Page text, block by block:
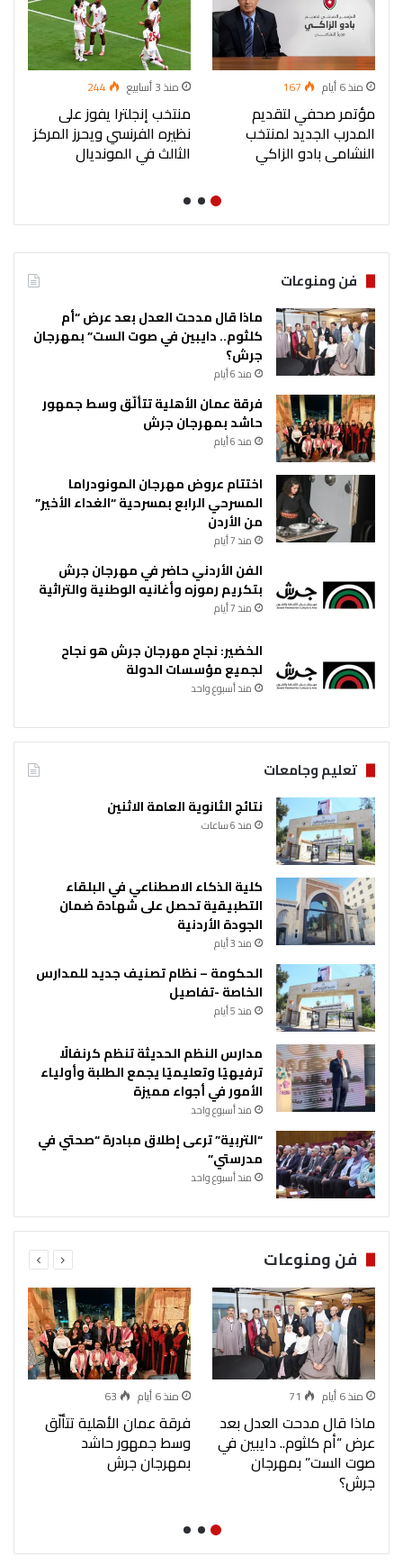
منذ 6 أيام 167
مؤتمر صحفي لتقديم
المدرب الجديد لمنتخب
النشامى بادو الزاكي
منذ 3 أسابيع 244
منتخب إنجلترا يفوز على
نظيره الفرنسي ويحرز المركز
الثالث في المونديال
فن ومنوعات
ماذا قال مدحت العدل بعد عرض “أم
كلثوم.. دايبين في صوت الست” بمهرجان
جرش؟
منذ 6 أيام
فرقة عمان الأهلية تتألّق وسط جمهور
حاشد بمهرجان جرش
منذ 6 أيام
اختتام عروض مهرجان المونودراما
المسرحي الرابع بمسرحية “الغداء الأخير”
من الأردن
منذ 7 أيام
الفن الأردني حاضر في مهرجان جرش
بتكريم رموزه وأغانيه الوطنية والتراثية
منذ 7 أيام
الخضير: نجاح مهرجان جرش هو نجاح
لجميع مؤسسات الدولة
منذ أسبوع واحد
تعليم وجامعات
نتائج الثانوية العامة الاثنين
منذ 6 ساعات
كلية الذكاء الاصطناعي في البلقاء
التطبيقية تحصل على شهادة ضمان
الجودة الأردنية
منذ 3 أيام
الحكومة – نظام تصنيف جديد للمدارس
الخاصة -تفاصيل
منذ 5 أيام
مدارس النظم الحديثة تنظم كرنفالًا
ترفيهيًا وتعليميًا يجمع الطلبة وأولياء
الأمور في أجواء مميزة
منذ أسبوع واحد
“التربية” ترعى إطلاق مبادرة “صحتي في
مدرستي”
منذ أسبوع واحد
فن ومنوعات
منذ 6 أيام 71
ماذا قال مدحت العدل بعد
عرض “أم كلثوم.. دايبين في
صوت الست” بمهرجان
جرش؟
منذ 6 أيام 63
فرقة عمان الأهلية تتألّق
وسط جمهور حاشد
بمهرجان جرش